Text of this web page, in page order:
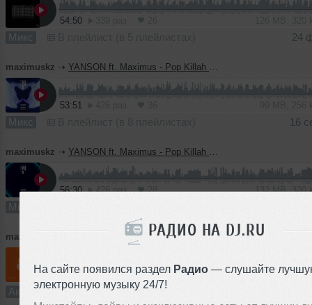
РАДИО НА DJ.RU
На сайте появился раздел Радио — слушайте
электронную музыку 24/7!
54:50
Микс 24
maximuskz ➝ YANSON ft. Maximus - Pop Killah Vol. 8
53:51
Микс 16
maximuskz ➝ YANSON ft. Maximus - Pop Killah Vol. 7
56:30 426 раз 28 132 MB, 320
Микс
maximuskz Maximus & Freddy - Po Gam Gee (Radio Edit)
2:31 363 раза 29 11 MB, 320
Авторский трек В плейлист (в 1 плейлисте)